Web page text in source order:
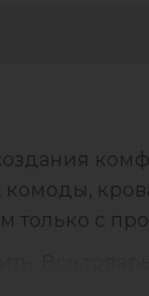
только с